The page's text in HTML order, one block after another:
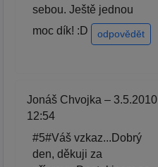
sebou. Ještě jednou
moc dík! :D
odpovědět
Jonáš Chvojka – 3.5.2010
12:54
#5#Váš vzkaz...Dobrý
den, děkuji za